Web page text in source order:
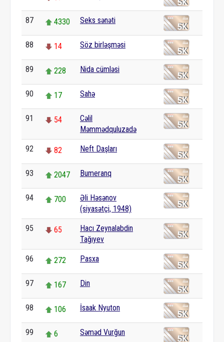
87 4330 Seks sənəti
88 14 Söz birləşməsi
89 228 Nida cümləsi
90 17 Sahə
91 54
Cəlil
Məmmədquluzadə
92 82 Neft Daşları
93 2047 Bumeranq
94 700
Əli Həsənov
(siyasətçi, 1948)
95 65
Hacı Zeynalabdin
Tağıyev
96 272 Pasxa
97 167 Din
98 106 İsaak Nyuton
99 6 Səməd Vurğun